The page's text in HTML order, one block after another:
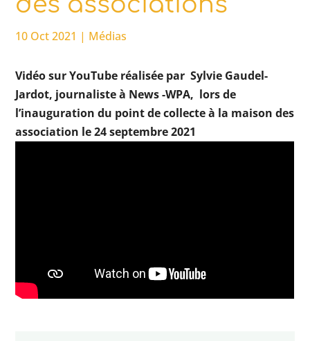
10 Oct 2021 | Médias
Vidéo sur YouTube réalisée par Sylvie Gaudel-
Jardot, journaliste à News -WPA, lors de
l’inauguration du point de collecte à la maison des
association le 24 septembre 2021